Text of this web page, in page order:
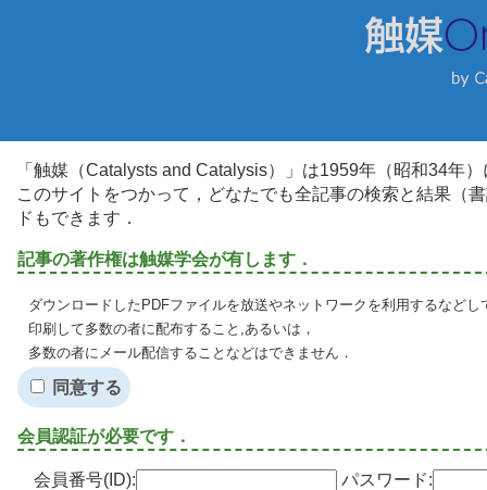
「触媒（Catalysts and Catalysis）」は1959年（昭和34年
このサイトをつかって，どなたでも全記事の検索と結果（
ドもできます．
記事の著作権は触媒学会が有します．
ダウンロードしたPDFファイルを放送やネットワークを利用するなど
印刷して多数の者に配布すること,あるいは，
多数の者にメール配信することなどはできません．
同意する
会員認証が必要です．
会員番号(ID): パスワード: